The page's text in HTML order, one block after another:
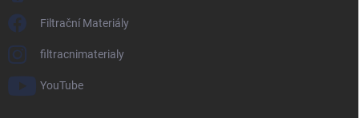
Filtrační Materiály
filtracnimaterialy
YouTube